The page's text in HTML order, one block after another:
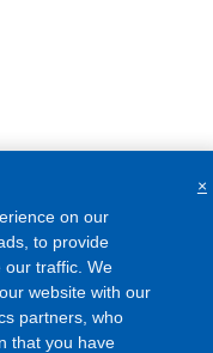
on our
to provide
our traffic. We
website with our
partners, who
that you have
×